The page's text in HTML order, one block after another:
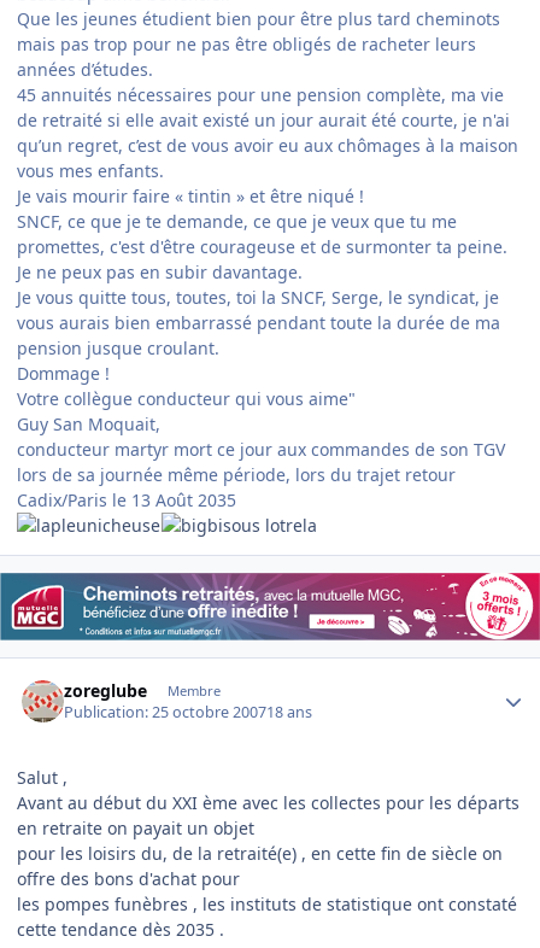
Que les jeunes étudient bien pour être plus tard cheminots
mais pas trop pour ne pas être obligés de racheter leurs
années d’études.
45 annuités nécessaires pour une pension complète, ma vie
de retraité si elle avait existé un jour aurait été courte, je n'ai
qu’un regret, c’est de vous avoir eu aux chômages à la maison
vous mes enfants.
Je vais mourir faire « tintin » et être niqué !
SNCF, ce que je te demande, ce que je veux que tu me
promettes, c'est d'être courageuse et de surmonter ta peine.
Je ne peux pas en subir davantage.
Je vous quitte tous, toutes, toi la SNCF, Serge, le syndicat, je
vous aurais bien embarrassé pendant toute la durée de ma
pension jusque croulant.
Dommage !
Votre collègue conducteur qui vous aime"
Guy San Moquait,
conducteur martyr mort ce jour aux commandes de son TGV
lors de sa journée même période, lors du trajet retour
Cadix/Paris le 13 Août 2035
lotrela
zoreglube Membre
Publication:25 octobre 200718 ans
Salut ,
Avant au début du XXI ème avec les collectes pour les départs
en retraite on payait un objet
pour les loisirs du, de la retraité(e) , en cette fin de siècle on
offre des bons d'achat pour
les pompes funèbres , les instituts de statistique ont constaté
cette tendance dès 2035 .